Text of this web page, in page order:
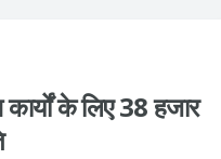
के लिए 38 हजार